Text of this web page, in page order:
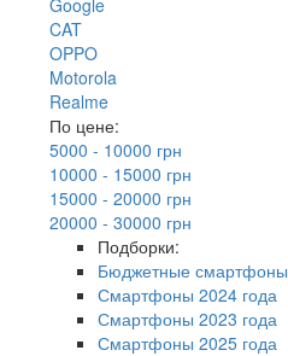
CAT
OPPO
Motorola
Realme
По цене:
5000 - 10000 грн
10000 - 15000 грн
15000 - 20000 грн
20000 - 30000 грн
Подборки:
Бюджетные смартфоны
Смартфоны 2024 года
Смартфоны 2023 года
Смартфоны 2025 года